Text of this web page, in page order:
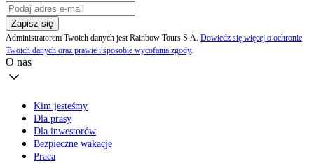
Zapisz się
Administratorem Twoich danych jest Rainbow Tours S.A. Dowiedz się więcej o ochronie
Twoich danych oraz prawie i sposobie wycofania zgody.
O nas
Kim jesteśmy
Dla prasy
Dla inwestorów
Bezpieczne wakacje
Praca